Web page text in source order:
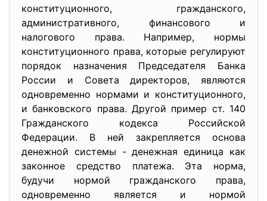
конституционного, гражданского,
административного, финансового и
налогового права. Например, нормы
конституционного права, которые регулируют
порядок назначения Председателя Банка
России и Совета директоров, являются
одновременно нормами и конституционного,
и банковского права. Другой пример ст. 140
Гражданского кодекса Российской
Федерации. В ней закрепляется основа
денежной системы - денежная единица как
законное средство платежа. Эта норма,
будучи нормой гражданского права,
одновременно является и нормой